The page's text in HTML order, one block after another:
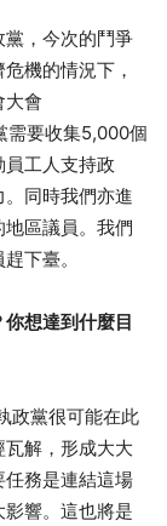
，今次的鬥爭
機的情況下，
大會
需要收集5,000個
工人支持政
同時我們亦進
區議員。我們
下臺。
想達到什麼目
政黨很可能在此
解，形成大大
務是連結這場
響。這也將是